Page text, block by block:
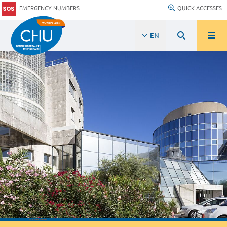
EMERGENCY NUMBERS QUICK ACCESSES
EN